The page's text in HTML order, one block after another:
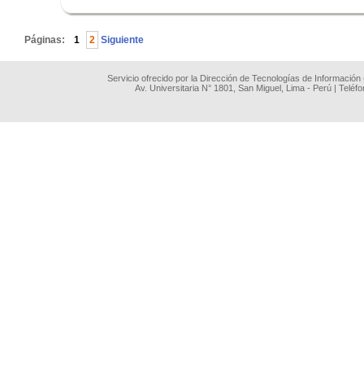
Páginas: 1 2 Siguiente
Servicio ofrecido por la Dirección de Tecnologías de
Av. Universitaria N° 1801, San Miguel, Lima - Perú |